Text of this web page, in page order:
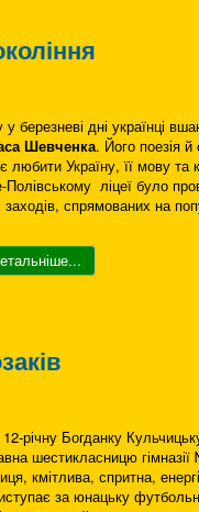
березневі дні українці
аШевченка. Його поезія й
любити Україну, її мову та
ліцеї було
заходів, спрямованих на
річну Богданку
шестикласницю
кмітлива, спритна,
за юнацьку